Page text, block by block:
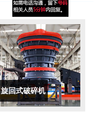
旋回式破碎机